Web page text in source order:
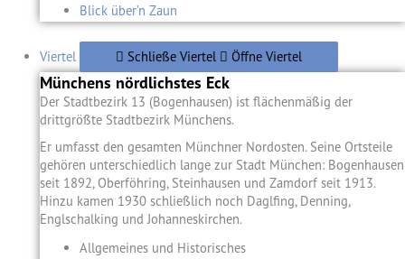
Blick über’n Zaun
Viertel Schließe Viertel Öffne Viertel
Münchens nördlichstes Eck
Der Stadtbezirk 13 (Bogenhausen) ist flächenmäßig der
drittgrößte Stadtbezirk Münchens.
Er umfasst den gesamten Münchner Nordosten. Seine Ortsteile
gehören unterschiedlich lange zur Stadt München: Bogenhausen
seit 1892, Oberföhring, Steinhausen und Zamdorf seit 1913.
Hinzu kamen 1930 schließlich noch Daglfing, Denning,
Englschalking und Johanneskirchen.
Allgemeines und Historisches